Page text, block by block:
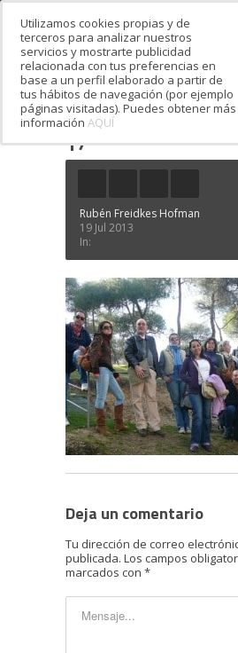
Estás en:
17
Rubén Freidkes Hofman
19 Jul 2013
In:
Deja un comentario
Tu dirección de correo
publicada. Los campos
marcados con *
Utilizamos cookies propias y de
terceros para analizar nuestros
servicios y mostrarte publicidad
relacionada con tus preferencias en
base a un perfil elaborado a partir de
tus hábitos de navegación (por ejemplo
páginas visitadas). Puedes obtener más
información AQUÍ